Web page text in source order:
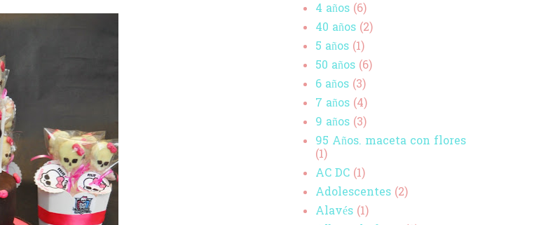
4 años (6)
40 años (2)
5 años (1)
50 años (6)
6 años (3)
7 años (4)
9 años (3)
95 Años. maceta con flores
(1)
AC DC (1)
Adolescentes (2)
Alavés (1)